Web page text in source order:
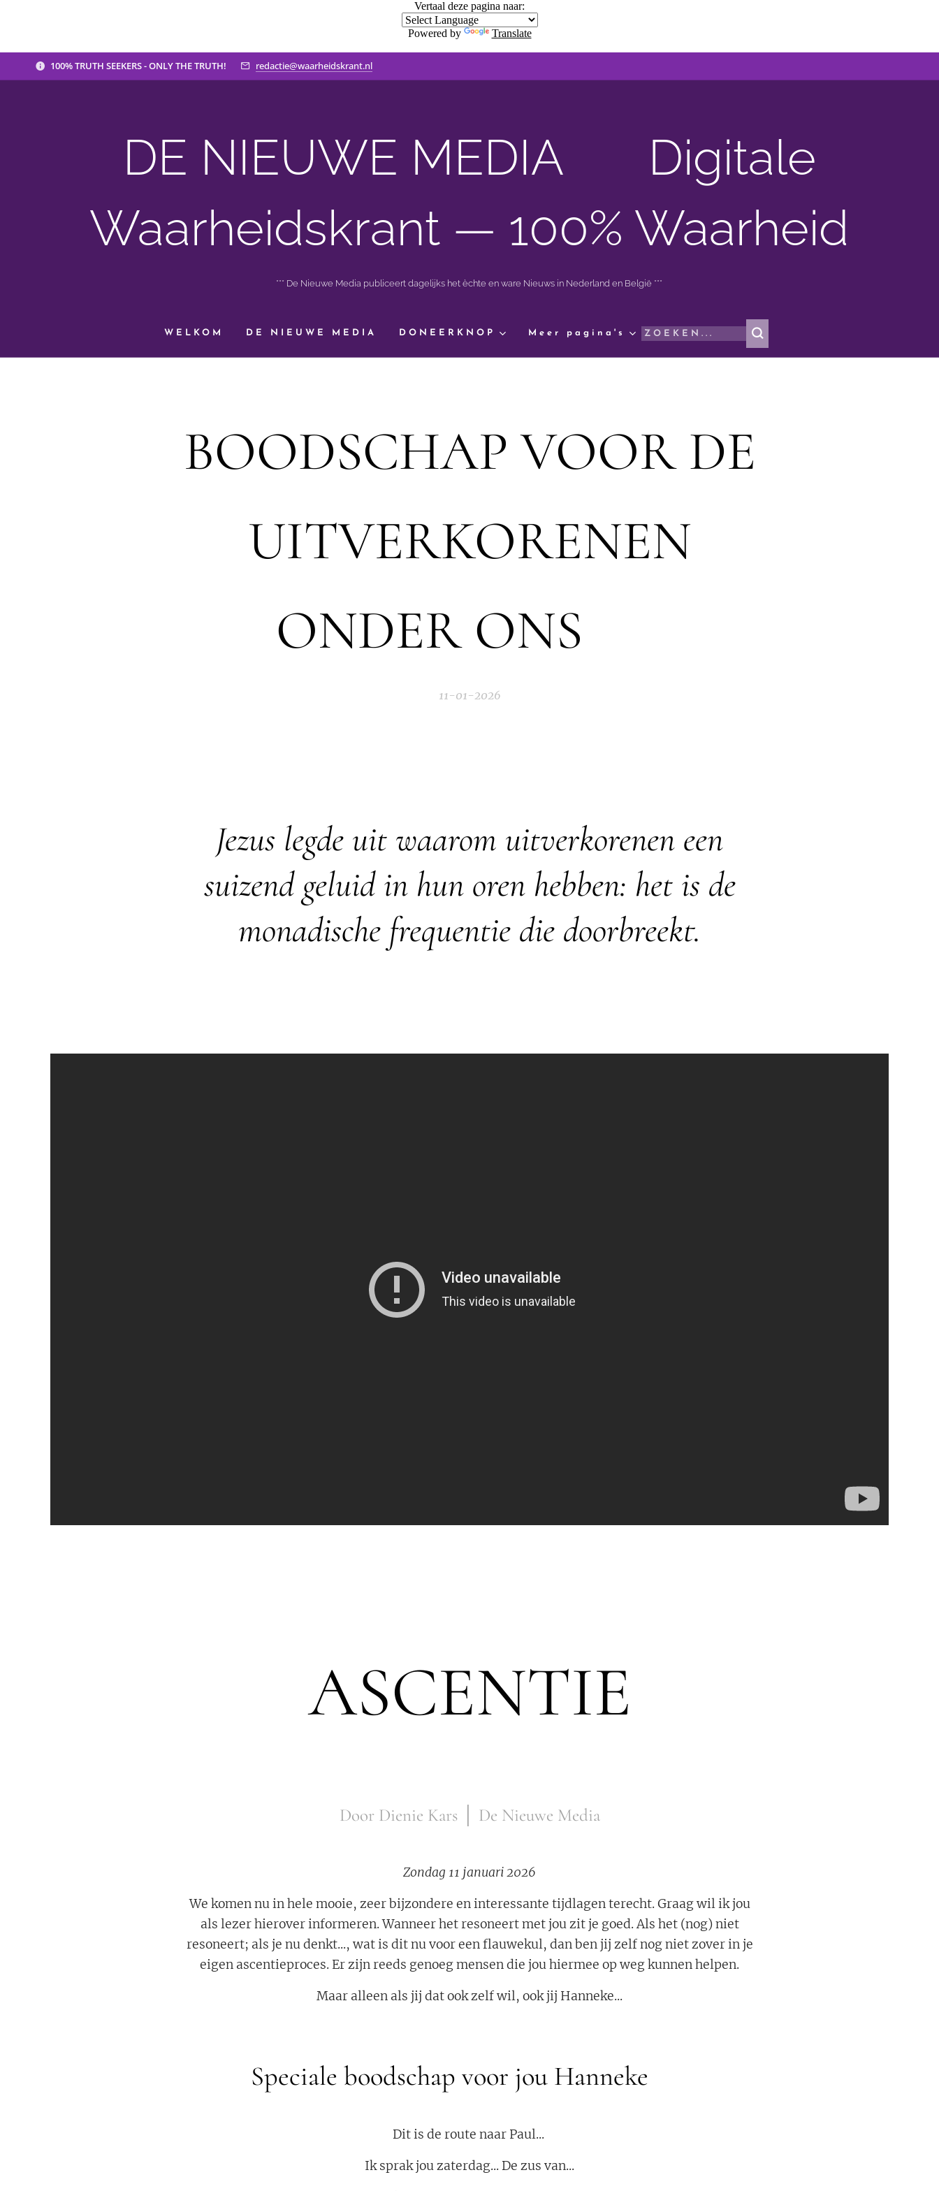
Vertaal deze pagina naar:
Powered by Translate
100% TRUTH SEEKERS - ONLY THE TRUTH! redactie@waarheidskrant.nl
DE NIEUWE MEDIA 🟣 Digitale
Waarheidskrant — 100% Waarheid
*** De Nieuwe Media publiceert dagelijks het èchte en ware Nieuws in Nederland en België ***
WELKOM DE NIEUWE MEDIA DONEERKNOP Meer pagina's
BOODSCHAP VOOR DE
UITVERKORENEN
ONDER ONS 🩷
11-01-2026
Jezus legde uit waarom uitverkorenen een
suizend geluid in hun oren hebben: het is de
monadische frequentie die doorbreekt.
ASCENTIE
Door Dienie Kars │ De Nieuwe Media
Zondag 11 januari 2026
We komen nu in hele mooie, zeer bijzondere en interessante tijdlagen terecht. Graag wil ik jou
als lezer hierover informeren. Wanneer het resoneert met jou zit je goed. Als het (nog) niet
resoneert; als je nu denkt..., wat is dit nu voor een flauwekul, dan ben jij zelf nog niet zover in je
eigen ascentieproces. Er zijn reeds genoeg mensen die jou hiermee op weg kunnen helpen.
Maar alleen als jij dat ook zelf wil, ook jij Hanneke...
Speciale boodschap voor jou Hanneke 🩷
Dit is de route naar Paul...
Ik sprak jou zaterdag... De zus van...